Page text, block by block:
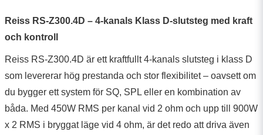
Reiss RS-Z300.4D – 4-kanals Klass D-slutsteg med kraft
och kontroll
Reiss RS-Z300.4D är ett kraftfullt 4-kanals slutsteg i klass D
som levererar hög prestanda och stor flexibilitet – oavsett om
du bygger ett system för SQ, SPL eller en kombination av
båda. Med 450W RMS per kanal vid 2 ohm och upp till 900W
x 2 RMS i bryggat läge vid 4 ohm, är det redo att driva även